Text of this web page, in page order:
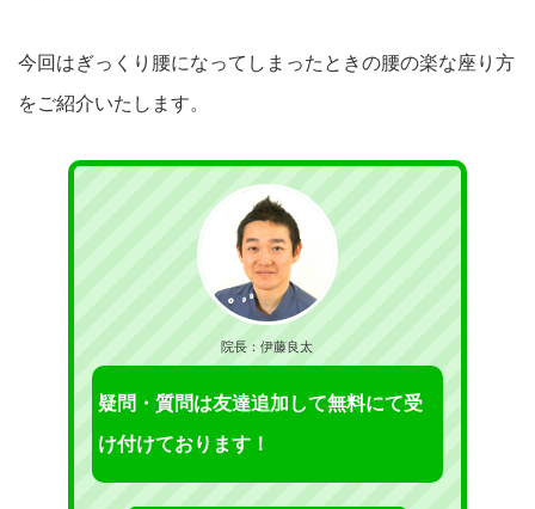
今回はぎっくり腰になってしまったときの腰の楽な座り方
をご紹介いたします。
院長：伊藤良太
疑問・質問は友達追加して無料にて受
け付けております！